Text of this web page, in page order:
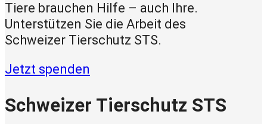
Tiere brauchen Hilfe – auch Ihre.
Unterstützen Sie die Arbeit des
Schweizer Tierschutz STS.
Jetzt spenden
Schweizer Tierschutz STS